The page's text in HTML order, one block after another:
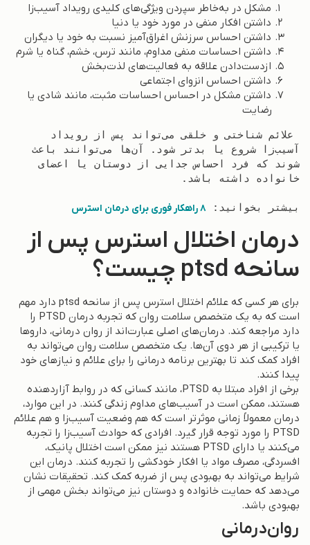
مشکل در به‌خاطر سپردن ویژگی‌های کلیدی رویداد آسیب‌زا
داشتن افکار منفی در مورد خود یا دنیا
داشتن احساس سرزنش اغراق‌آمیز نسبت به خود یا دیگران
داشتن احساسات منفی مداوم، مانند ترس، خشم، گناه یا شرم
ازدست‌دادن علاقه به فعالیت‌های لذت‌بخش
داشتن احساس انزوای اجتماعی
داشتن مشکل در احساس احساسات مثبت، مانند شادی یا
رضایت
بیشتر بخوانید: 8 راهکار فوری برای درمان استرس
درمان اختلال استرس پس از
سانحه ptsd چیست؟
برای هر کسی که علائم اختلال استرس پس از سانحه ptsd دارد مهم
است که به یک متخصص سلامت روان که تجربه درمان PTSD را
دارد مراجعه کند. درمان‌های اصلی عبارت‌اند از روان‌ درمانی، داروها
یا ترکیبی از هر دوی آن‌ها. یک متخصص سلامت روان می‌تواند به
افراد کمک کند تا بهترین برنامه درمانی را برای علائم و نیازهای خود
پیدا کنند.
برخی از افراد مبتلا به PTSD، مانند کسانی که در روابط آزاردهنده
هستند، ممکن است در آسیب‌های مداوم زندگی کنند. در این موارد،
درمان معمولاً زمانی موثرتر است که هم وضعیت آسیب‌زا و هم علائم
PTSD را مورد توجه قرار گیرد. افرادی که حوادث آسیب‌زا را تجربه
می‌کنند یا دارای PTSD هستند نیز ممکن است اختلال پانیک،
افسردگی، مصرف مواد یا افکار خودکشی را تجربه کنند. درمان این
شرایط می‌تواند به بهبودی پس از ضربه کمک کند. تحقیقات نشان
می‌دهد که حمایت خانواده و دوستان نیز می‌تواند بخش مهمی از
بهبودی باشد.
روان‌درمانی